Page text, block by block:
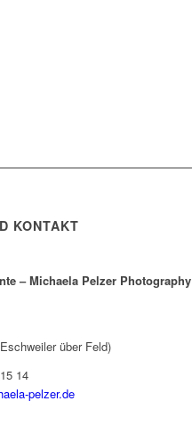
KONTAKT
–Michaela Pelzer Photography
über Feld)
14
pelzer.de